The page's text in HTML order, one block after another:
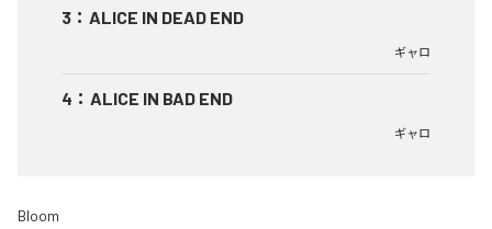
3 ： ALICE IN DEAD END
ギャロ
4 ： ALICE IN BAD END
ギャロ
Bloom